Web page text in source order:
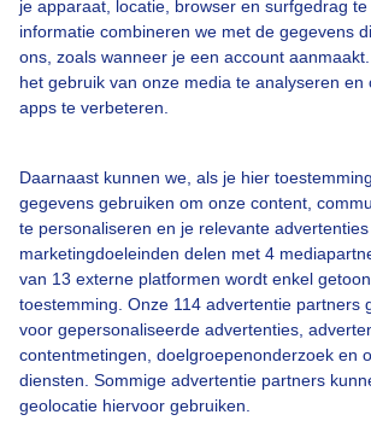
je apparaat, locatie, browser en surfgedrag
informatie combineren we met de gegevens
ons, zoals wanneer je een account
het gebruik van onze media te analyseren en
apps te verbeteren.
Daarnaast kunnen we, als je hier
gegevens gebruiken om onze content,
te personaliseren en je relevante
marketingdoeleinden delen met 4
van 13 externe platformen wordt enkel
toestemming. Onze 114 advertentie partners
voor gepersonaliseerde advertenties,
contentmetingen, doelgroepenonderzoek en
diensten. Sommige advertentie partners
geolocatie hiervoor gebruiken.
Over Buienradar
Bedrijfsgegevens
Veelgestelde vragen